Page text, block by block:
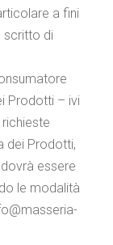
a fini
scritto di
Prodotti – ivi
dei Prodotti,
essere
le modalità